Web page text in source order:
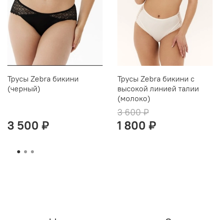
Трусы Zebra бикини
(черный)
3 500 ₽
Трусы Zebra бикини с
высокой линией талии
(молоко)
3 600 ₽
1 800 ₽